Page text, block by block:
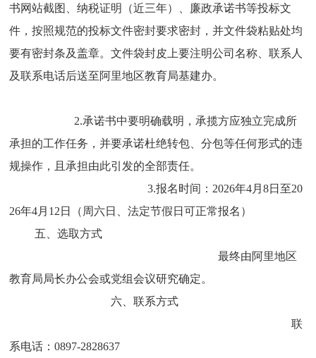
书网站截图、纳税证明（近三年）、廉政承诺书等投标文
件，按照规范的投标文件密封要求密封，并文件袋粘贴处均
要有密封条及盖章。文件袋封皮上要注明公司名称、联系人
及联系电话后送至阿里地区教育局基建办。
2.承诺书中要明确载明，承揽方应独立完成所
承担的工作任务，并要承诺杜绝转包、分包等任何形式的违
规操作，且承担由此引发的全部责任。
3.报名时间：2026年4月8日至20
26年4月12日（周六日、法定节假日可正常报名）
五、选取方式
最终由阿里地区
教育局局长办公会或党组会议研究确定。
六、联系方式
联
系电话：0897-2828637